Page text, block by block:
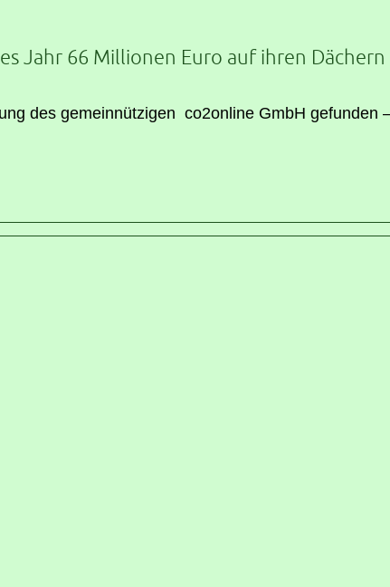
Jahr 66 Millionen Euro auf ihren Dächern
des gemeinnützigen co2online GmbH gefunden